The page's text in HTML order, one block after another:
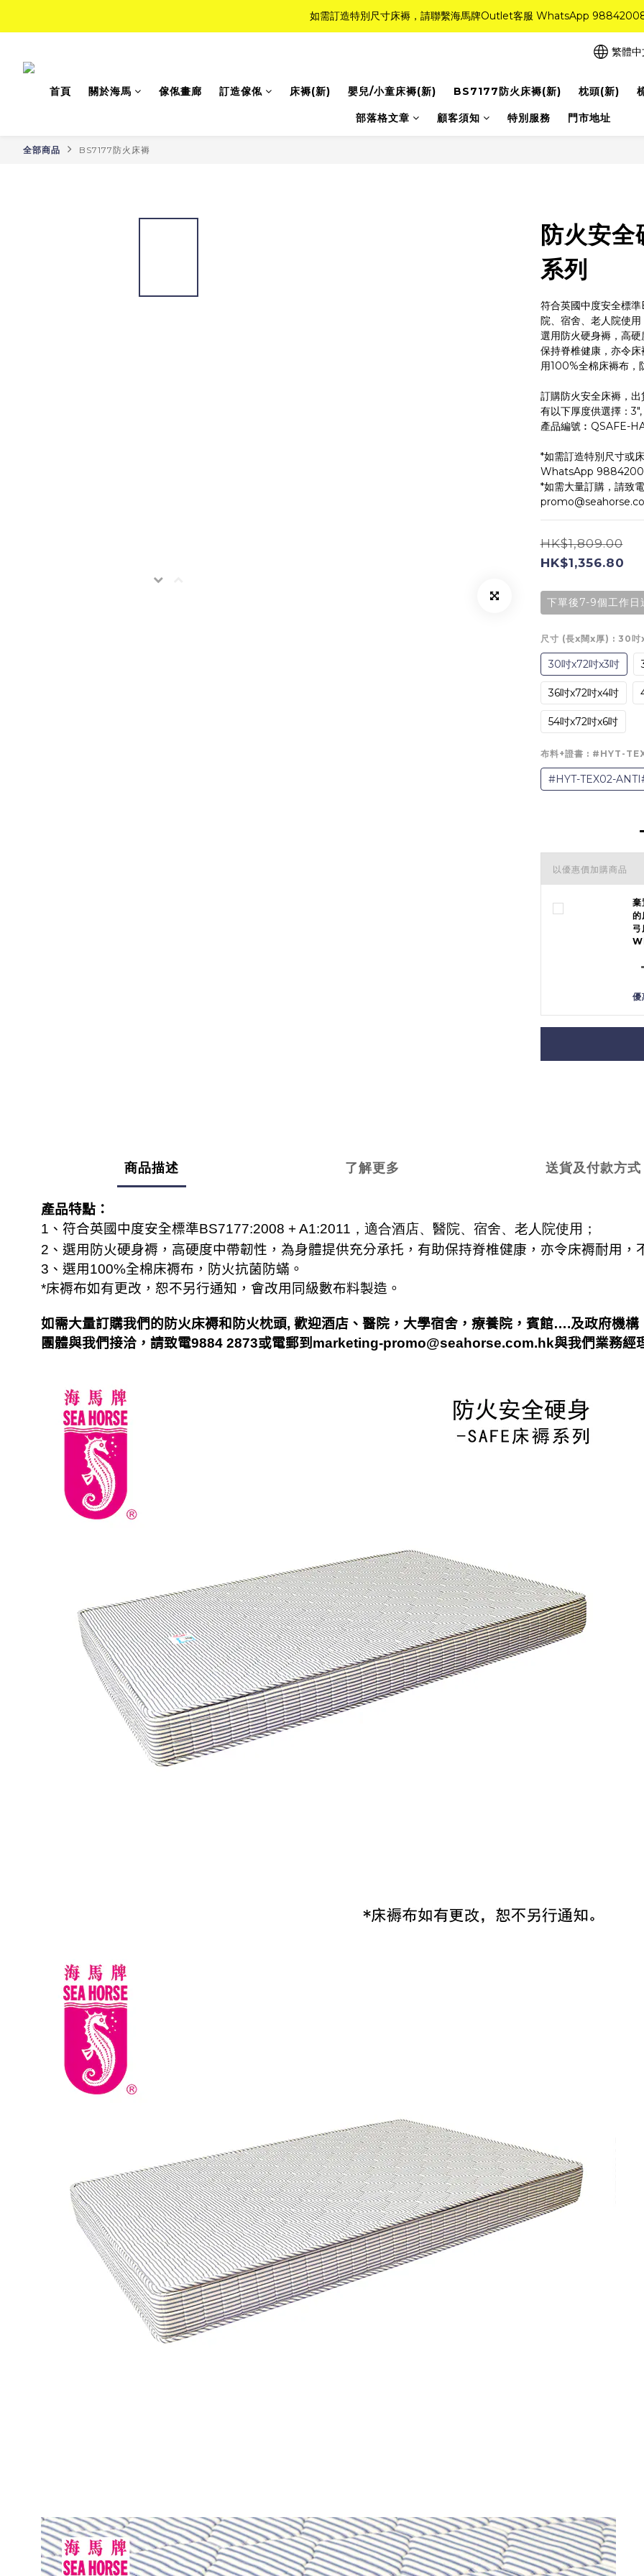
如需訂造特別尺寸床褥，請聯繫海馬牌Outlet客服 WhatsApp
如需訂造特別尺寸床褥，請聯繫海馬牌Outlet客服 WhatsApp
Top-Tier Quality系列床褥82折(新永久記憶床褥 及 健康記憶床褥)＋送禮品＋免運費(
如需訂造特別尺寸床褥，請聯繫海馬牌Outlet客服 WhatsApp 98842008
繁體中
首頁 關於海馬 傢俬畫廊 訂造傢俬 床褥(新) 嬰兒/小童床褥(新) BS7177防火床褥(新) 枕頭(新)
部落格文章 顧客須知 特別服務 門市地址
全部商品 BS7177防火床褥
防火安
系列
符合英國中度安全標
院、宿舍、老人院使用
選用防火硬身褥，高
保持脊椎健康，亦令床
用100%全棉床褥布，
訂購防火安全床褥，出
有以下厚度供選擇：3",
產品編號︰QSAFE-
*如需訂造特別尺寸或
WhatsApp
*如需大量訂購，請
HK$1,809.00
HK$1,356.80
下單後7-9個工作日
尺寸 (長x闊x厚) : 30吋
30吋x72吋x3吋
36吋x72吋x4吋
54吋x72吋x6吋
布料+證書 : #HYT-
#HYT-TEX02-
以優惠價加購商品
的
商品描述 了解更多 送貨及付款方式
產品特點：
1 、符合英國中度安全標準BS7177:2008 + A1:2011 ，適合酒店、醫院、宿舍、老人院使用；
2 、選用防火硬身褥，高硬度中帶韌性，為身體提供充分承托，有助保持脊椎健康，亦令床褥耐用，
3 、選用100%全棉床褥布，防火抗菌防蟎。
*床褥布如有更改，恕不另行通知，會改用同級數布料製造。
如需大量訂購我們的防火床褥和防火枕頭, 歡迎酒店、醫院，大學宿舍，療養院，賓館….及政府機構
團體與我們接洽 ， 請致電9884 2873或電郵到marketing-promo@seahorse.com.hk與我們業務經